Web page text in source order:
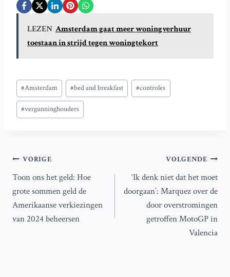
LEZEN Amsterdam gaat meer woningverhuur
toestaan in strijd tegen woningtekort
Bericht
tags:
#Amsterdam #bed and breakfast #controles
#vergunninghouders
Bericht
navigatie
VORIGE
Toon ons het geld: Hoe
grote sommen geld de
Amerikaanse verkiezingen
van 2024 beheersen
VOLGENDE
‘Ik denk niet dat het moet
doorgaan’: Marquez over de
door overstromingen
getroffen MotoGP in
Valencia